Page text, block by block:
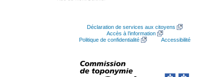
Déclaration de services aux citoyens
Accès à l’information
Politique de confidentialité
Accessibilité